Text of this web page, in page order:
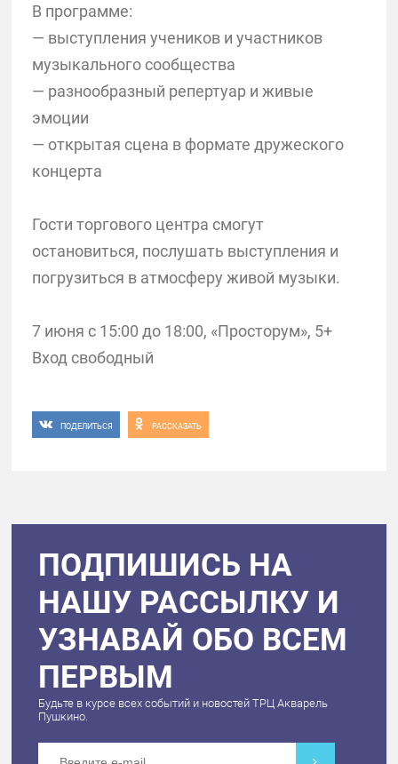
В программе:
— выступления учеников и участников
музыкального сообщества
— разнообразный репертуар и живые
эмоции
— открытая сцена в формате дружеского
концерта
Гости торгового центра смогут
остановиться, послушать выступления и
погрузиться в атмосферу живой музыки.
7 июня с 15:00 до 18:00, «Просторум», 5+
Вход свободный
ПОДЕЛИТЬСЯ РАССКАЗАТЬ
ПОДПИШИСЬ НА
НАШУ РАССЫЛКУ И
УЗНАВАЙ ОБО ВСЕМ
ПЕРВЫМ
Будьте в курсе всех событий и новостей ТРЦ Акварель
Пушкино.